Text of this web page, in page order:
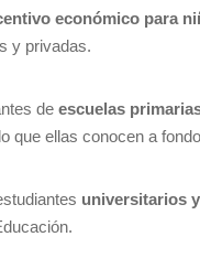
económico para
y privadas.
de escuelas
que ellas conocen a
universitarios